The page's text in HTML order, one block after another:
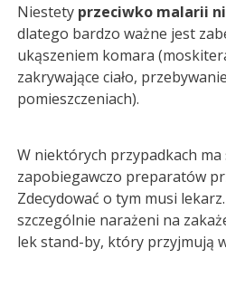
Niestety przeciwko malarii
dlatego bardzo ważne jest
ukąszeniem komara
zakrywające ciało,
pomieszczeniach).
W niektórych przypadkach
zapobiegawczo preparatów
Zdecydować o tym musi
szczególnie narażeni na
lek stand-by, który przyjmują